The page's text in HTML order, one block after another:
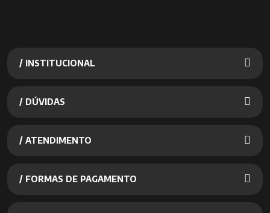
/ INSTITUCIONAL
/ DÚVIDAS
/ ATENDIMENTO
/ FORMAS DE PAGAMENTO